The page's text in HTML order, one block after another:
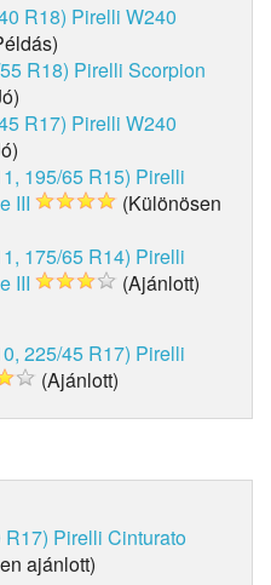
R18) Pirelli W240
R18) Pirelli Scorpion
R17) Pirelli W240
195/65 R15) Pirelli
III
(Különösen
175/65 R14) Pirelli
III
(Ajánlott)
225/45 R17) Pirelli
(Ajánlott)
R17) Pirelli Cinturato
ajánlott)